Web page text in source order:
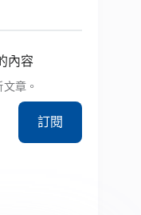
內容
章。
訂閱